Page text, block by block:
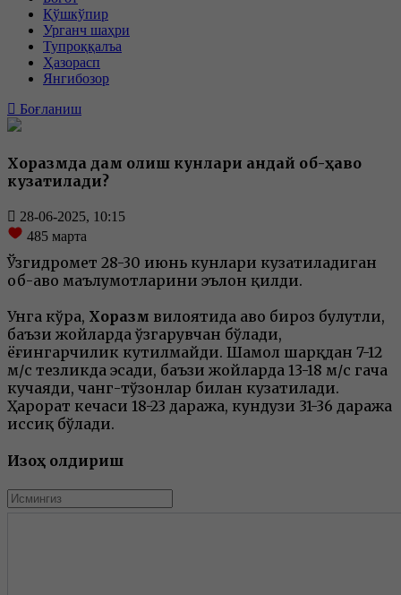
Қўшкўпир
Урганч шаҳри
Тупроққалъа
Ҳазорасп
Янгибозор
Боғланиш
Хоразмда дам олиш кунлари қандай об-ҳаво
кузатилади?
28-06-2025, 10:15
485 марта
Ўзгидромет 28-30 июнь кунлари кузатиладиган
об-ҳаво маълумотларини эълон қилди.
Унга кўра, Хоразм вилоятида ҳаво бироз булутли,
баъзи жойларда ўзгарувчан бўлади,
ёғингарчилик кутилмайди. Шамол шарқдан 7-12
м/с тезликда эсади, баъзи жойларда 13-18 м/с гача
кучаяди, чанг-тўзонлар билан кузатилади.
Ҳарорат кечаси 18-23 даража, кундузи 31-36 даража
иссиқ бўлади.
Изоҳ қолдириш